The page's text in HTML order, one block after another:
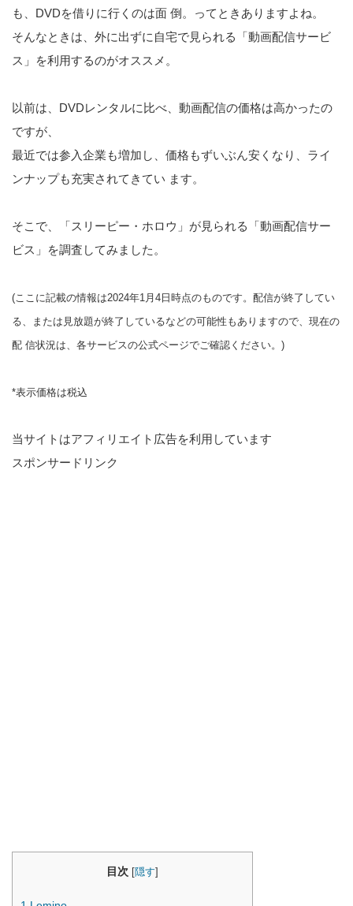
も、DVDを借りに行くのは面 倒。ってときありますよね。
そんなときは、外に出ずに自宅で見られる「動画配信サービ
ス」を利用するのがオススメ。
以前は、DVDレンタルに比べ、動画配信の価格は高かったの
ですが、
最近では参入企業も増加し、価格もずいぶん安くなり、ライ
ンナップも充実されてきてい ます。
そこで、「スリーピー・ホロウ」が見られる「動画配信サー
ビス」を調査してみました。
(ここに記載の情報は2024年1月4日時点のものです。配信が終了してい
る、または見放題が終了しているなどの可能性もありますので、現在の
配 信状況は、各サービスの公式ページでご確認ください。)
*表示価格は税込
当サイトはアフィリエイト広告を利用しています
スポンサードリンク
目次 [隠す]